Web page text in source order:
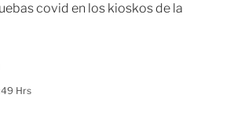
covid en los kioskos de la
Hrs